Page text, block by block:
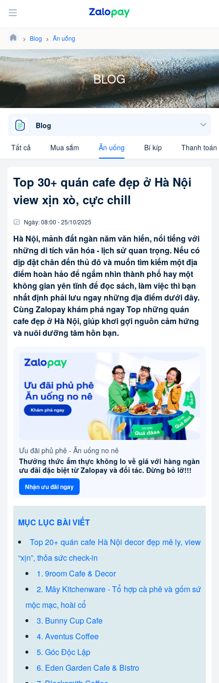
Blog Ăn uống
BLOG
Blog
Tất cả Mua sắm Ăn uống Bí kíp Thanh
Top 30+ quán cafe đẹp ở Hà Nội
view xịn xò, cực chill
Ngày:08:00 -25/10/2025
Hà Nội, mảnh đất ngàn năm văn hiến, nổi tiếng với
những di tích văn hóa - lịch sử quan trọng. Nếu có
dịp đặt chân đến thủ đô và muốn tìm kiếm một địa
điểm hoàn hảo để ngắm nhìn thành phố hay một
không gian yên tĩnh để đọc sách, làm việc thì bạn
nhất định phải lưu ngay những địa điểm dưới đây.
Cùng Zalopay khám phá ngay Top những quán
cafe đẹp ở Hà Nội, giúp khơi gợi nguồn cảm hứng
và nuôi dưỡng tâm hồn bạn.
Ưu đãi phủ phê - Ăn uống no nê
Thưởng thức ẩm thực không lo về giá với hàng ngàn
ưu đãi đặc biệt từ Zalopay và đối tác. Đừng bỏ lỡ!!!
Nhận ưu đãi ngay
MỤC LỤC BÀI VIẾT
Top 20+ quán cafe Hà Nội decor đẹp mê ly, view
“xịn”, thỏa sức check-in
1. 9room Cafe & Decor
2. Mây Kitchenware - Tổ hợp cà phê và gốm sứ
mộc mạc, hoài cổ
3. Bunny Cup Cafe
4. Aventus Coffee
5. Góc Độc Lập
6. Eden Garden Cafe & Bistro